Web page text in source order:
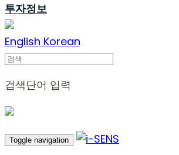
투자정보
English Korean
Search
검색단어 입력
Toggle navigation